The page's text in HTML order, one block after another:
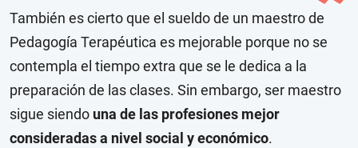
También es cierto que el sueldo de un maestro de
Pedagogía Terapéutica es mejorable porque no se
contempla el tiempo extra que se le dedica a la
preparación de las clases. Sin embargo, ser maestro
sigue siendo una de las profesiones mejor
consideradas a nivel social y económico.